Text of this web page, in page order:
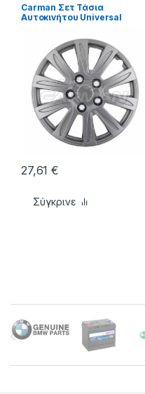
Carman Σετ Τάσια
Αυτοκινήτου Universal
27,61€
Σύγκρινε
Brands Carousel